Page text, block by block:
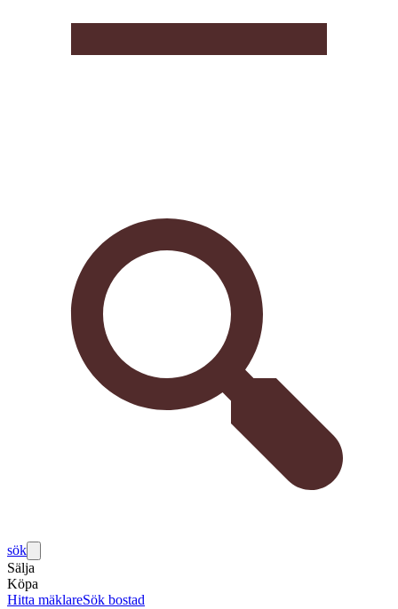
sök
Sälja
Köpa
Hitta mäklareSök bostad